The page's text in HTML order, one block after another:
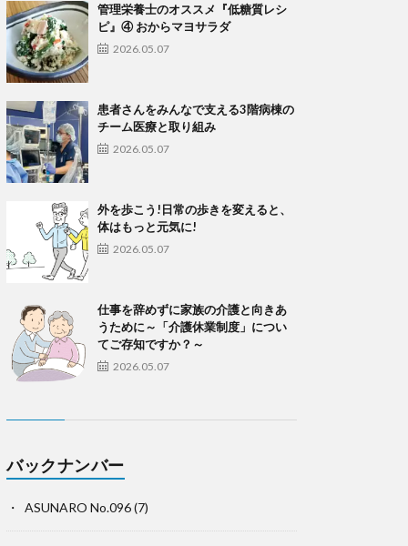
管理栄養士のオススメ『低糖質レシ
ピ』④ おからマヨサラダ
2026.05.07
患者さんをみんなで支える3階病棟の
チーム医療と取り組み
2026.05.07
外を歩こう!日常の歩きを変えると、
体はもっと元気に!
2026.05.07
仕事を辞めずに家族の介護と向きあ
うために～「介護休業制度」につい
てご存知ですか？～
2026.05.07
バックナンバー
ASUNARO No.096(7)